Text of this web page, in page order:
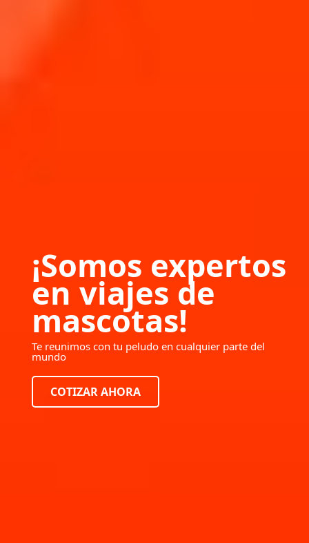
¡Somos expertos
en viajes de
mascotas!
Te reunimos con tu peludo en cualquier parte del
mundo
COTIZAR AHORA